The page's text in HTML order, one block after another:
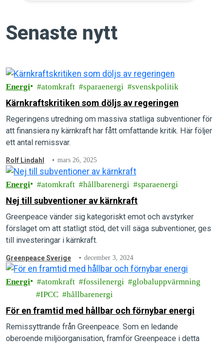
Senaste nytt
Energi atomkraft sparaenergi svenskpolitik
Kärnkraftskritiken som döljs av regeringen
Regeringens utredning om massiva statliga subventioner för
att finansiera ny kärnkraft har fått omfattande kritik. Här följer
ett antal remissvar.
Rolf Lindahl mars 26, 2025
Energi atomkraft hållbarenergi sparaenergi
Nej till subventioner av kärnkraft
Greenpeace vänder sig kategoriskt emot och avstyrker
förslaget om att statligt stöd, det vill säga subventioner, ges
till investeringar i kärnkraft.
Greenpeace Sverige december 3, 2024
Energi atomkraft fossilenergi
globaluppvärmning
IPCC
hållbarenergi
För en framtid med hållbar och förnybar energi
Remissyttrande från Greenpeace. Som en ledande
oberoende miljöorganisation, framför Greenpeace i detta